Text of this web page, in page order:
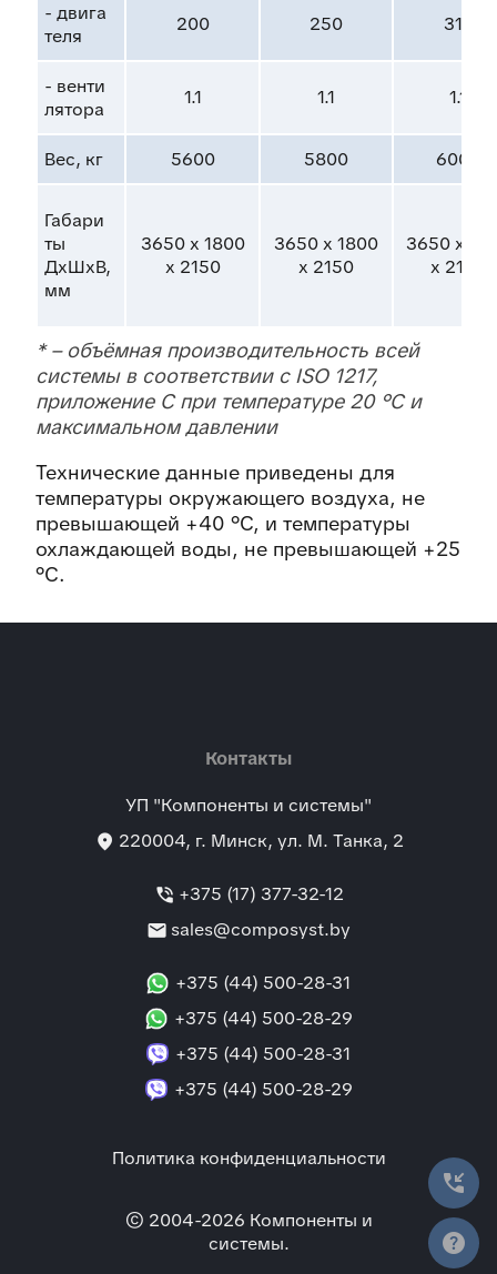
- двига
теля
200 250 315
- венти
лятора
1.1 1.1 1.1
Вес, кг 5600 5800 6000
Габари
ты
ДхШхВ,
мм
3650 x 1800
x 2150
3650 x 1800
x 2150
3650 x
x 2150
* – объёмная производительность всей
системы в соответствии с ISO 1217,
приложение С при температуре 20 °С и
максимальном давлении
Технические данные приведены для
температуры окружающего воздуха, не
превышающей +40 °С, и температуры
охлаждающей воды, не превышающей +25
°С.
phone_callback
help
Контакты
УП "Компоненты и системы"
location_on 220004, г. Минск, ул. М. Танка, 2
phone_in_talk +375 (17) 377-32-12
mail sales@composyst.by
+375 (44) 500-28-31
+375 (44) 500-28-29
+375 (44) 500-28-31
+375 (44) 500-28-29
Политика конфиденциальности
© 2004-2026 Компоненты и
cистемы.